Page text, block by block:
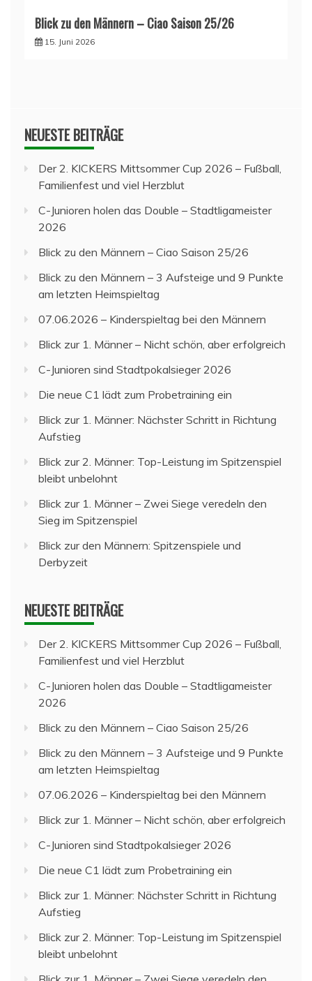
Blick zu den Männern – Ciao Saison 25/26
15. Juni 2026
NEUESTE BEITRÄGE
Der 2. KICKERS Mittsommer Cup 2026 – Fußball,
Familienfest und viel Herzblut
C-Junioren holen das Double – Stadtligameister
2026
Blick zu den Männern – Ciao Saison 25/26
Blick zu den Männern – 3 Aufsteige und 9 Punkte
am letzten Heimspieltag
07.06.2026 – Kinderspieltag bei den Männern
Blick zur 1. Männer – Nicht schön, aber erfolgreich
C-Junioren sind Stadtpokalsieger 2026
Die neue C1 lädt zum Probetraining ein
Blick zur 1. Männer: Nächster Schritt in Richtung
Aufstieg
Blick zur 2. Männer: Top-Leistung im Spitzenspiel
bleibt unbelohnt
Blick zur 1. Männer – Zwei Siege veredeln den
Sieg im Spitzenspiel
Blick zur den Männern: Spitzenspiele und
Derbyzeit
NEUESTE BEITRÄGE
Der 2. KICKERS Mittsommer Cup 2026 – Fußball,
Familienfest und viel Herzblut
C-Junioren holen das Double – Stadtligameister
2026
Blick zu den Männern – Ciao Saison 25/26
Blick zu den Männern – 3 Aufsteige und 9 Punkte
am letzten Heimspieltag
07.06.2026 – Kinderspieltag bei den Männern
Blick zur 1. Männer – Nicht schön, aber erfolgreich
C-Junioren sind Stadtpokalsieger 2026
Die neue C1 lädt zum Probetraining ein
Blick zur 1. Männer: Nächster Schritt in Richtung
Aufstieg
Blick zur 2. Männer: Top-Leistung im Spitzenspiel
bleibt unbelohnt